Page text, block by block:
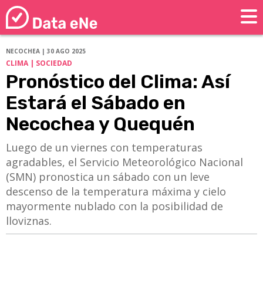
NECOCHEA | 30 AGO 2025
CLIMA | SOCIEDAD
Pronóstico del Clima: Así
Estará el Sábado en
Necochea y Quequén
Luego de un viernes con temperaturas
agradables, el Servicio Meteorológico Nacional
(SMN) pronostica un sábado con un leve
descenso de la temperatura máxima y cielo
mayormente nublado con la posibilidad de
lloviznas.